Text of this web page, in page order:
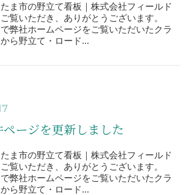
ま市の野立て看板｜株式会社フィールド
覧いただき、ありがとうございます。
弊社ホームページをご覧いただいたクラ
ら野立て・ロード...
ージを更新しました
ま市の野立て看板｜株式会社フィールド
覧いただき、ありがとうございます。
弊社ホームページをご覧いただいたクラ
ら野立て・ロード...